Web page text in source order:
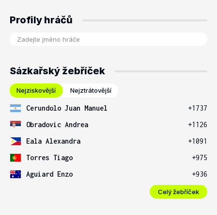
Profily hráčů
Sázkařský žebříček
Nejziskovější Nejztrátovější
Cerundolo Juan Manuel
+1737
Obradovic Andrea
+1126
Eala Alexandra
+1091
Torres Tiago
+975
Aguiard Enzo
+936
Celý žebříček